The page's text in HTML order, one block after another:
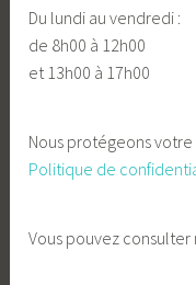
Du lundi au vendredi :
de 8h00 à 12h00
et 13h00 à 17h00
Nous protégeons votre
Politique de
Vous pouvez consulter